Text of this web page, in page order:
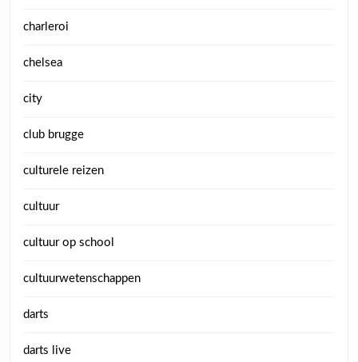
charleroi
chelsea
city
club brugge
culturele reizen
cultuur
cultuur op school
cultuurwetenschappen
darts
darts live